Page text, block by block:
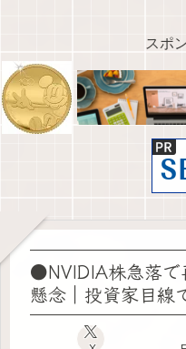
スポ
●NVIDIA株急落で
懸念｜投資家目